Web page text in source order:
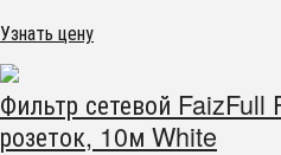
Узнать цену
Фильтр сетевой
розеток, 10м White